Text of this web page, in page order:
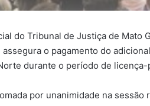
do Tribunal de Justiça de Mato
assegura o pagamento do
durante o período de licença-
por unanimidade na sessão